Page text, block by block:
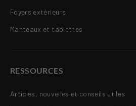
Foyers extérieurs
Manteaux et tablettes
RESSOURCES
Articles, nouvelles et conseils utiles